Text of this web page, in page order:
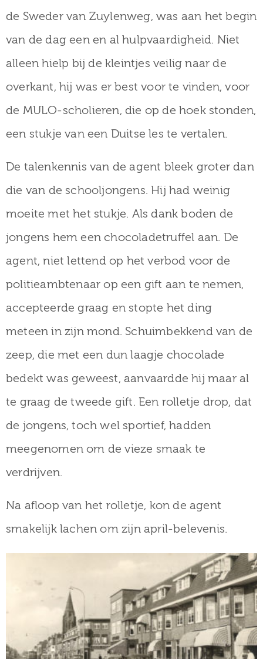
de Sweder van Zuylenweg, was aan het begin
van de dag een en al hulpvaardigheid. Niet
alleen hielp bij de kleintjes veilig naar de
overkant, hij was er best voor te vinden, voor
de MULO-scholieren, die op de hoek stonden,
een stukje van een Duitse les te vertalen.
De talenkennis van de agent bleek groter dan
die van de schooljongens. Hij had weinig
moeite met het stukje. Als dank boden de
jongens hem een chocoladetruffel aan. De
agent, niet lettend op het verbod voor de
politieambtenaar op een gift aan te nemen,
accepteerde graag en stopte het ding
meteen in zijn mond. Schuimbekkend van de
zeep, die met een dun laagje chocolade
bedekt was geweest, aanvaardde hij maar al
te graag de tweede gift. Een rolletje drop, dat
de jongens, toch wel sportief, hadden
meegenomen om de vieze smaak te
verdrijven.
Na afloop van het rolletje, kon de agent
smakelijk lachen om zijn april-belevenis.